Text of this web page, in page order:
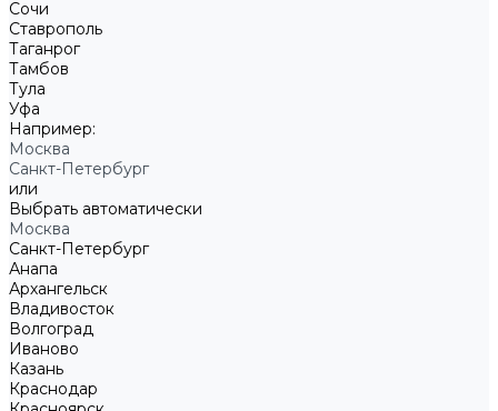
Сочи
Ставрополь
Таганрог
Тамбов
Тула
Уфа
Например:
Москва
Санкт-Петербург
или
Выбрать автоматически
Москва
Санкт-Петербург
Анапа
Архангельск
Владивосток
Волгоград
Иваново
Казань
Краснодар